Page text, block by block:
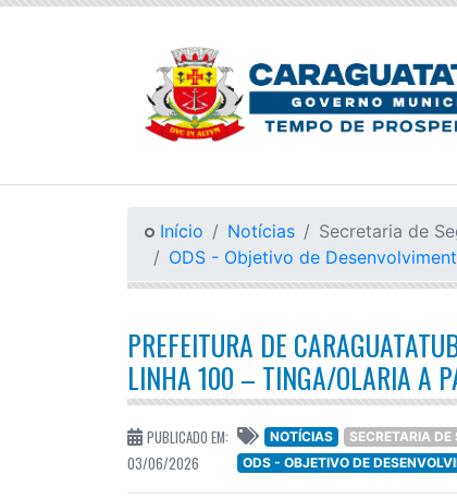
Início Notícias
Secretaria de
ODS - Objetivo de
PREFEITURA DE
LINHA 100 – TINGA/OLARIA A
PUBLICADO EM:
03/06/2026
NOTÍCIAS
SECRETARIA
ODS - OBJETIVO DE